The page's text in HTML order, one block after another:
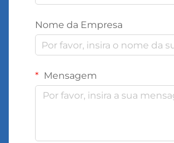
Nome da Empresa
Mensagem